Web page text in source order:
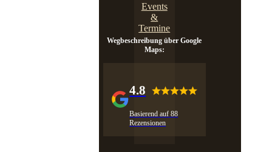
Events
&
Termine
Wegbeschreibung über Google
Maps:
4.8
Basierend auf 88
Rezensionen